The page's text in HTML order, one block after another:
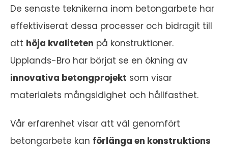
De senaste teknikerna inom betongarbete har
effektiviserat dessa processer och bidragit till
att höja kvaliteten på konstruktioner.
Upplands-Bro har börjat se en ökning av
innovativa betongprojekt som visar
materialets mångsidighet och hållfasthet.
Vår erfarenhet visar att väl genomfört
betongarbete kan förlänga en konstruktions